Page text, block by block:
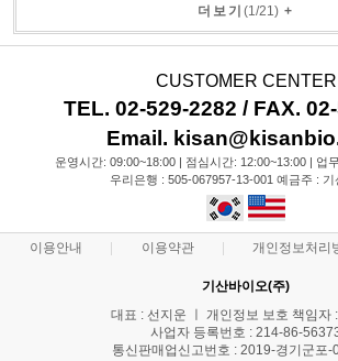
더보기 (1/21) +
CUSTOMER CENTER
TEL. 02-529-2282 / FAX.
Email.
운영시간: 09:00~18:00 | 점심시간: 12:00~13:00 | 업
우리은행 : 505-067957-13-001 예금주 : 기
이용안내 이용약관 개인정보처리
기산바이오(주)
대표 : 선지운 ㅣ 개인정보 보호 책임자
사업자 등록번호 : 214-86-
통신판매업신고번호 : 2019-경기군포-